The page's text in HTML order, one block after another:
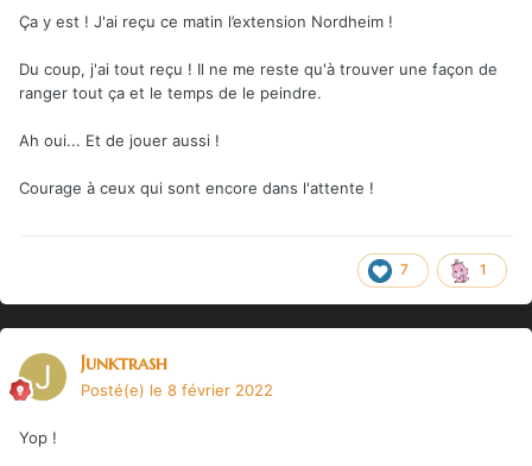
Ça y est ! J'ai reçu ce matin l’extension Nordheim !
Du coup, j'ai tout reçu ! Il ne me reste qu'à trouver une façon de
ranger tout ça et le temps de le peindre.
Ah oui... Et de jouer aussi !
Courage à ceux qui sont encore dans l'attente !
7 1
Junktrash
Posté(e) le 8 février 2022
Yop !